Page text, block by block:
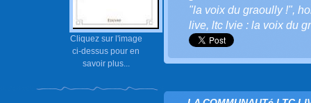
Cliquez sur l'image
ci-dessus pour en
savoir plus...
"la voix du graoully !",
live, ltc lvie : la voix du